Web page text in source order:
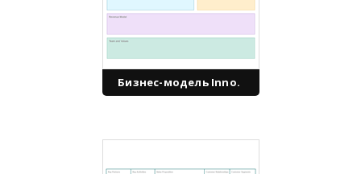
Бизнес-модель Inno.